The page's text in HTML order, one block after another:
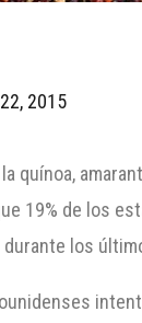
2015
quínoa,
19% de los
los